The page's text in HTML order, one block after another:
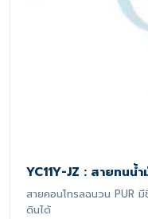
YC11Y-JZ : สายทนน้
สายคอนโทรลฉนวน PUR
ดินได้